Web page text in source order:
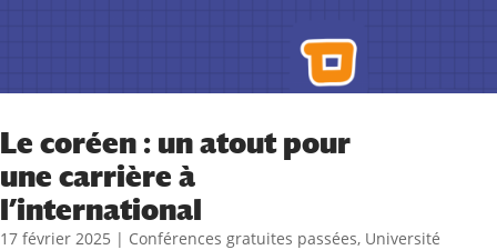
Le coréen : un atout pour
une carrière à
l’international
17 février 2025 | Conférences gratuites passées, Université